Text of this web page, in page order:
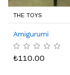
THE TOYS
Amigurumi
₺110.00